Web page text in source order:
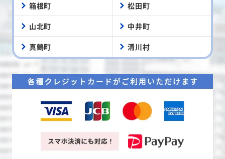
箱根町 松田町
山北町 中井町
真鶴町 清川村